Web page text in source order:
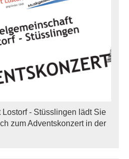
- Stüsslingen lädt Sie
zum Adventskonzert in der